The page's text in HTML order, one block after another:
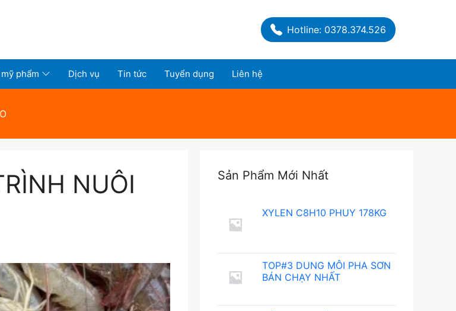
Hotline: 0378.374.526
phẩm Dịch vụ Tin tức Tuyển dụng Liên hệ
NUÔI
Sản Phẩm Mới Nhất
XYLEN C8H10 PHUY 178KG
TOP#3 DUNG MÔI PHA SƠN
BÁN CHẠY NHẤT